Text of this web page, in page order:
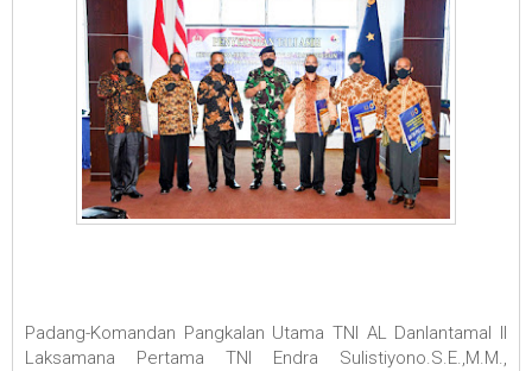
Padang-Komandan Pangkalan Utama TNI AL Danlantamal II
Laksamana Pertama TNI Endra Sulistiyono.S.E.,M.M.,